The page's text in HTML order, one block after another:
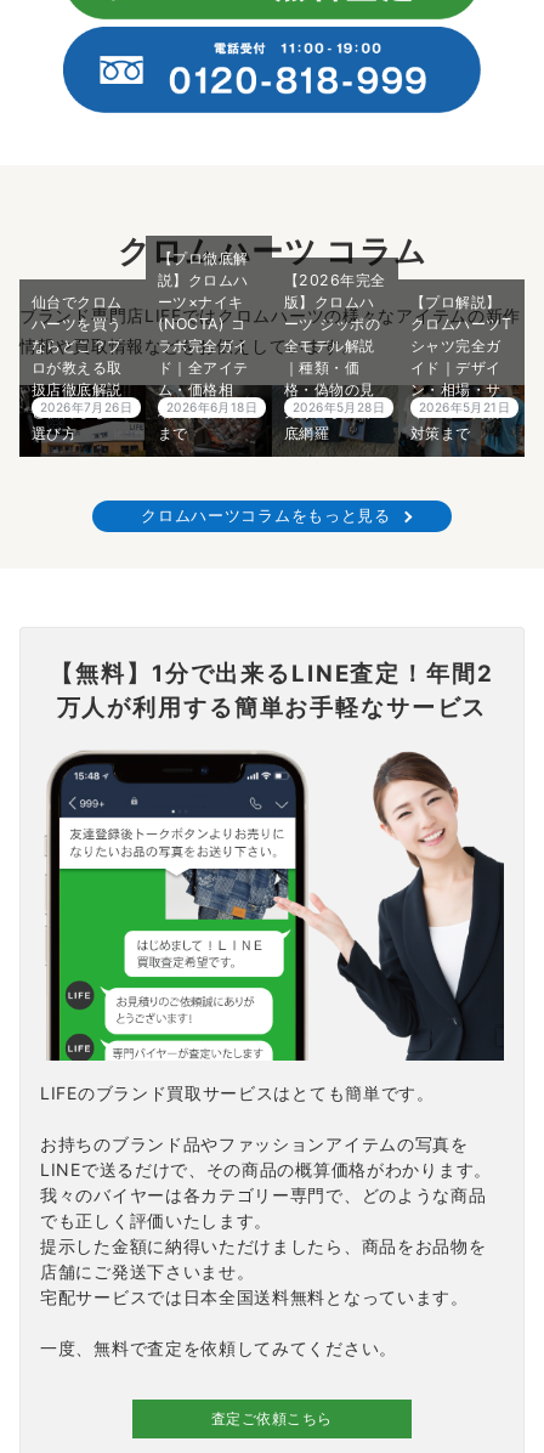
クロムハーツ コラム
ブランド専門店LIFEではクロムハーツの様々なアイテムの新作
情報や買取情報などをお伝えしています。
仙台でクロム
ハーツを買う
ならどこ？プ
ロが教える取
扱店徹底解説
と後悔しない
選び方
2026年7月26日
【プロ徹底解
説】クロムハ
ーツ×ナイキ
(NOCTA) コ
ラボ完全ガイ
ド｜全アイテ
ム・価格相
場・入手方法
まで
2026年6月18日
【2026年完全
版】クロムハ
ーツ ジッポの
全モデル解説
｜種類・価
格・偽物の見
分け方まで徹
底網羅
2026年5月28日
【プロ解説】
クロムハーツT
シャツ完全ガ
イド｜デザイ
ン・相場・サ
イズ感・偽物
対策まで
2026年5月21日
クロムハーツコラムをもっと見る
【無料】1分で出来るLINE査定！年間2
万人が利用する簡単お手軽なサービス
LIFEのブランド買取サービスはとても簡単です。
お持ちのブランド品やファッションアイテムの写真を
LINEで送るだけで、その商品の概算価格がわかります。
我々のバイヤーは各カテゴリー専門で、どのような商品
でも正しく評価いたします。
提示した金額に納得いただけましたら、商品をお品物を
店舗にご発送下さいませ。
宅配サービスでは日本全国送料無料となっています。
一度、無料で査定を依頼してみてください。
査定ご依頼こちら